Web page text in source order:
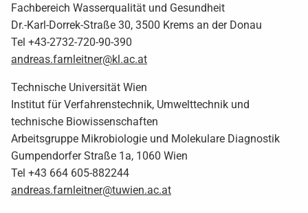
Fachbereich Wasserqualität und Gesundheit
Dr.-Karl-Dorrek-Straße 30, 3500 Krems an der Donau
Tel +43-2732-720-90-390
andreas.farnleitner@kl.ac.at
Technische Universität Wien
Institut für Verfahrenstechnik, Umwelttechnik und
technische Biowissenschaften
Arbeitsgruppe Mikrobiologie und Molekulare Diagnostik
Gumpendorfer Straße 1a, 1060 Wien
Tel +43 664 605-882244
andreas.farnleitner@tuwien.ac.at